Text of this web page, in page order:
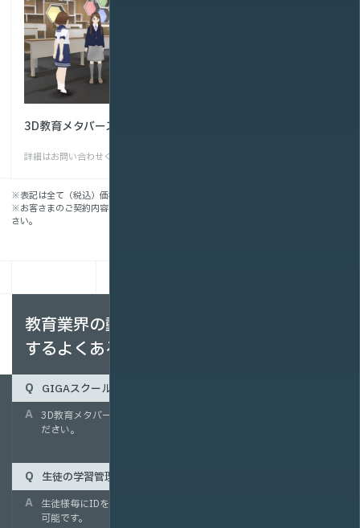
3D教育メタバース
詳細はお問い合わせください
※表記は全て（税込）価格です。
※お客さまのご契約内容によって、お見積りは異なります。詳細はお問い合わせくだ
さい。
教育業界の動画配信・VR・メタバースに関
するよくある質問
GIGAスクール構想で導入された機器で利用できますか？
3D教育メタバースはご利用いただけます。その他の機器もご相談く
ださい。
生徒の学習管理もお任せできますか？
生徒様毎にIDを払いだし、生徒個人毎の学習状況を管理することが
可能です。